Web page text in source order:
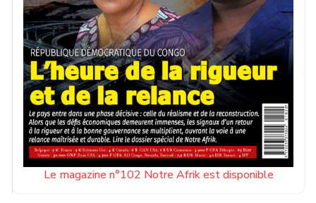
Le magazine n°102 Notre Afrik est disponible